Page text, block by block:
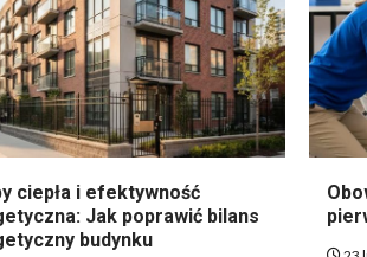
ciepła i efektywność
Jak poprawić bilans
budynku